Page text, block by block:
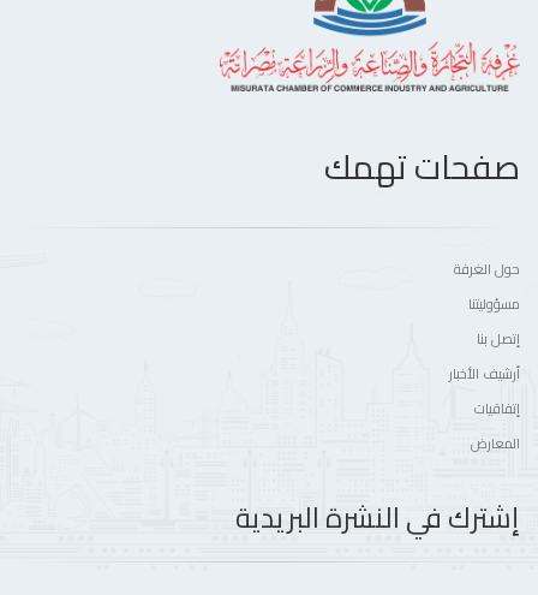
صفحات تهمك
حول الغرفة
مسؤوليتنا
إتصل بنا
أرشيف الأخبار
إتفاقيات
المعارض
إشترك في النشرة البريدية